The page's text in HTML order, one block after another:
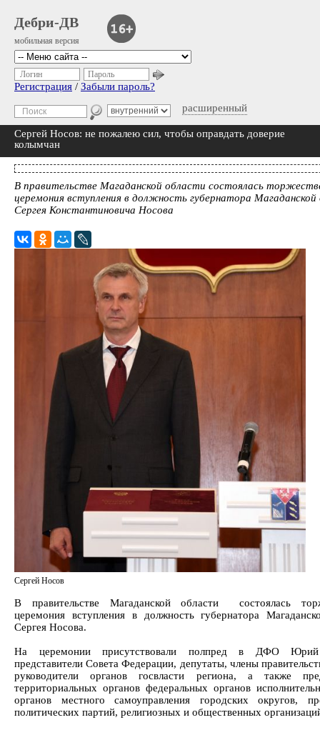
Дебри-ДВ
мобильная версия
расширенный
Логин Пароль
Регистрация / Забыли пароль?
Сергей Носов: не пожалею сил, чтобы оправдать доверие
колымчан
В правительстве Магаданской области состоялась
церемония вступления в должность губернатора
Сергея Константиновича Носова
Сергей Носов
В правительстве Магаданской области состоялась
церемония вступления в должность губернатора
Сергея Носова.
На церемонии присутствовали полпред в ДФО Юрий
представители Совета Федерации, депутаты, члены
руководители органов госвласти региона, а также
территориальных органов федеральных органов
органов местного самоуправления городских округов,
политических партий, религиозных и общественных